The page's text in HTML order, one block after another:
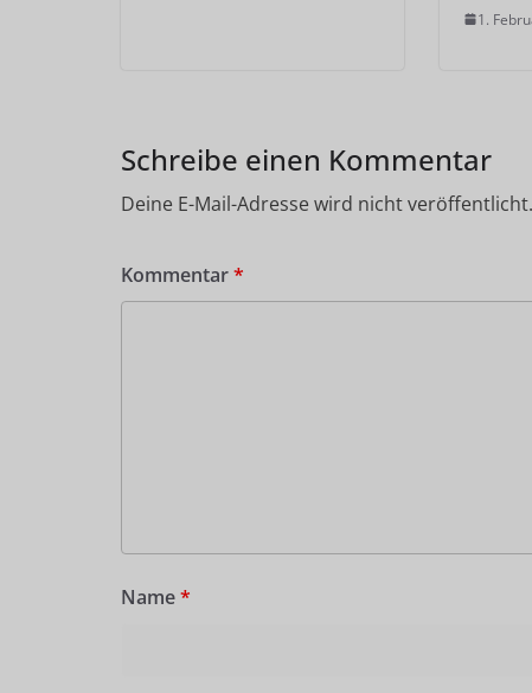
1.
Schreibe einen Kommentar
Deine E-Mail-Adresse wird nicht veröffentlicht.
Kommentar*
Name*